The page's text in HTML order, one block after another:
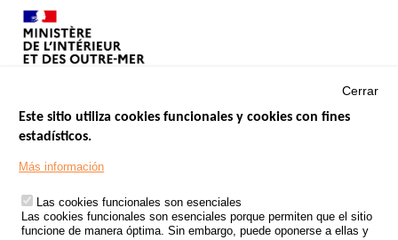
Footer
TRATAMIENTO DE DATOS PERSONALES PROCEDENTES DE
ACCIDENTES DE TRÁFICO
Cerrar
Este sitio utiliza cookies funcionales y cookies con fines
estadísticos.
Más información
Las cookies funcionales son esenciales
Las cookies funcionales son esenciales porque permiten que el sitio
funcione de manera óptima. Sin embargo, puede oponerse a ellas y